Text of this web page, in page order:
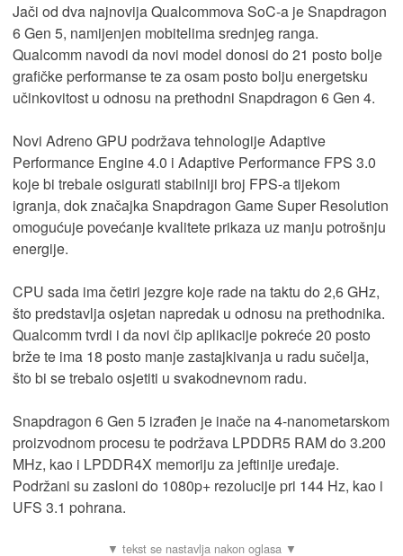
Jači od dva najnovija Qualcommova SoC-a je Snapdragon
6 Gen 5, namijenjen mobitelima srednjeg ranga.
Qualcomm navodi da novi model donosi do 21 posto bolje
grafičke performanse te za osam posto bolju energetsku
učinkovitost u odnosu na prethodni Snapdragon 6 Gen 4.
Novi Adreno GPU podržava tehnologije Adaptive
Performance Engine 4.0 i Adaptive Performance FPS 3.0
koje bi trebale osigurati stabilniji broj FPS-a tijekom
igranja, dok značajka Snapdragon Game Super Resolution
omogućuje povećanje kvalitete prikaza uz manju potrošnju
energije.
CPU sada ima četiri jezgre koje rade na taktu do 2,6 GHz,
što predstavlja osjetan napredak u odnosu na prethodnika.
Qualcomm tvrdi i da novi čip aplikacije pokreće 20 posto
brže te ima 18 posto manje zastajkivanja u radu sučelja,
što bi se trebalo osjetiti u svakodnevnom radu.
Snapdragon 6 Gen 5 izrađen je inače na 4-nanometarskom
proizvodnom procesu te podržava LPDDR5 RAM do 3.200
MHz, kao i LPDDR4X memoriju za jeftinije uređaje.
Podržani su zasloni do 1080p+ rezolucije pri 144 Hz, kao i
UFS 3.1 pohrana.